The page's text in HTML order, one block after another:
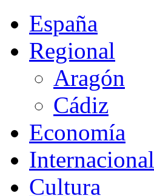
España
Regional
Aragón
Cádiz
Economía
Internacional
Cultura